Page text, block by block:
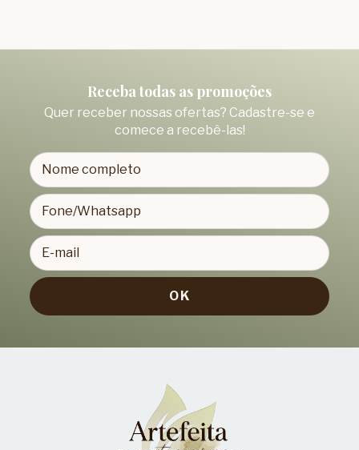
Receba todas as promoções
Quer receber nossas ofertas? Cadastre-se e
comece a recebê-las!